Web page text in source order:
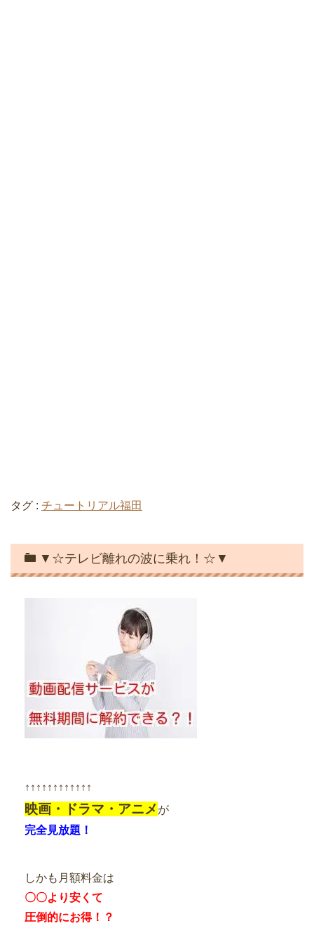
タグ : チュートリアル福田
▼☆テレビ離れの波に乗れ！☆▼
↑↑↑↑↑↑↑↑↑↑↑↑
映画・ドラマ・アニメが
完全見放題！
しかも月額料金は
〇〇より安くて
圧倒的にお得！？